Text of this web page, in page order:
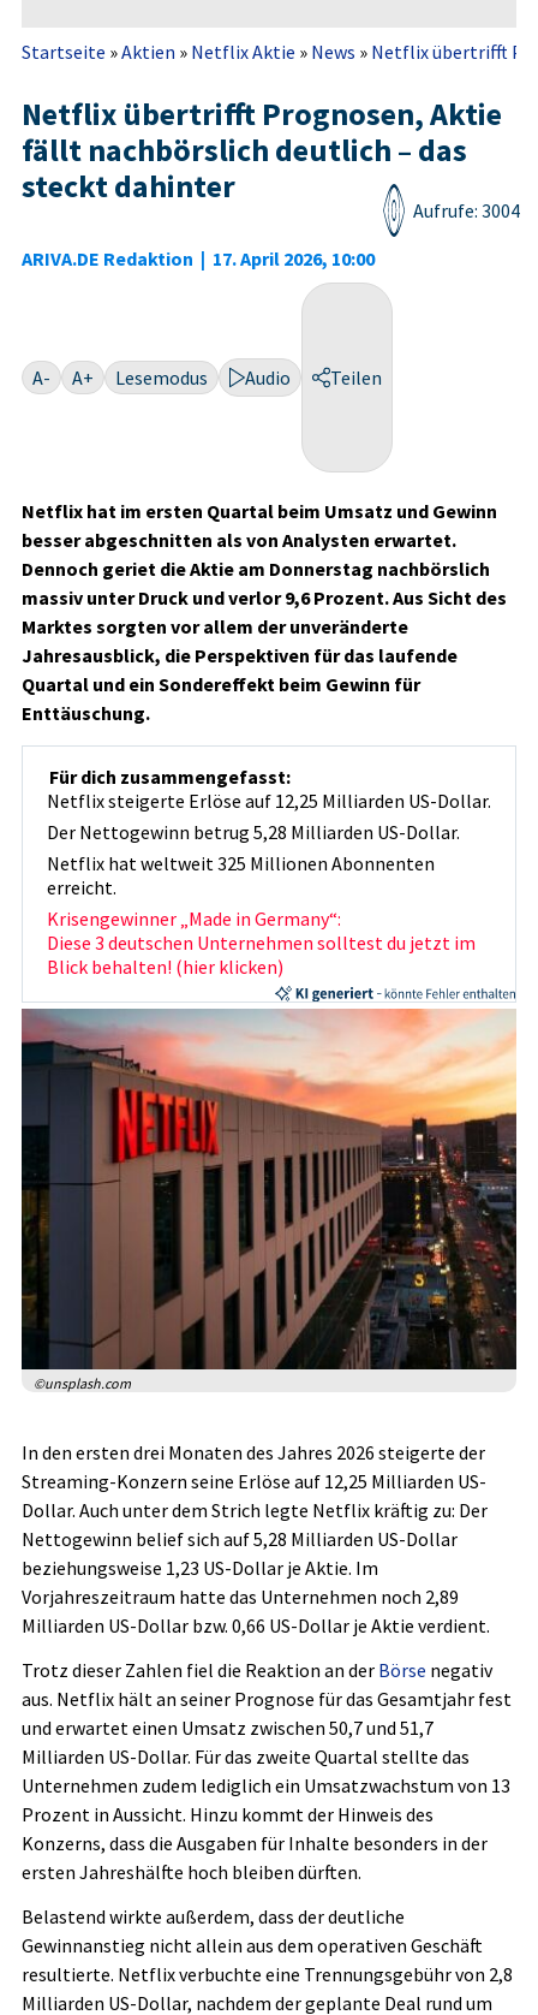
Startseite »Aktien » Netflix Aktie » News » Netflix übertrifft
Netflix übertrifft Prognosen, Aktie
fällt nachbörslich deutlich – das
steckt dahinter
ARIVA.DE Redaktion | 17. April 2026, 10:00
Aufrufe: 3004
A- A+ Lesemodus Audio Teilen
Netflix hat im ersten Quartal beim Umsatz und Gewinn
besser abgeschnitten als von Analysten erwartet.
Dennoch geriet die Aktie am Donnerstag nachbörslich
massiv unter Druck und verlor 9,6 Prozent. Aus Sicht des
Marktes sorgten vor allem der unveränderte
Jahresausblick, die Perspektiven für das laufende
Quartal und ein Sondereffekt beim Gewinn für
Enttäuschung.
Für dich zusammengefasst:
Netflix steigerte Erlöse auf 12,25 Milliarden US-Dollar.
Der Nettogewinn betrug 5,28 Milliarden US-Dollar.
Netflix hat weltweit 325 Millionen Abonnenten
erreicht.
Krisengewinner „Made in Germany“:
Diese 3 deutschen Unternehmen solltest du jetzt im
Blick behalten! (hier klicken)
©unsplash.com
In den ersten drei Monaten des Jahres 2026 steigerte der
Streaming-Konzern seine Erlöse auf 12,25 Milliarden US-
Dollar. Auch unter dem Strich legte Netflix kräftig zu: Der
Nettogewinn belief sich auf 5,28 Milliarden US-Dollar
beziehungsweise 1,23 US-Dollar je Aktie. Im
Vorjahreszeitraum hatte das Unternehmen noch 2,89
Milliarden US-Dollar bzw. 0,66 US-Dollar je Aktie verdient.
Trotz dieser Zahlen fiel die Reaktion an der Börse negativ
aus. Netflix hält an seiner Prognose für das Gesamtjahr fest
und erwartet einen Umsatz zwischen 50,7 und 51,7
Milliarden US-Dollar. Für das zweite Quartal stellte das
Unternehmen zudem lediglich ein Umsatzwachstum von 13
Prozent in Aussicht. Hinzu kommt der Hinweis des
Konzerns, dass die Ausgaben für Inhalte besonders in der
ersten Jahreshälfte hoch bleiben dürften.
Belastend wirkte außerdem, dass der deutliche
Gewinnanstieg nicht allein aus dem operativen Geschäft
resultierte. Netflix verbuchte eine Trennungsgebühr von 2,8
Milliarden US-Dollar, nachdem der geplante Deal rund um